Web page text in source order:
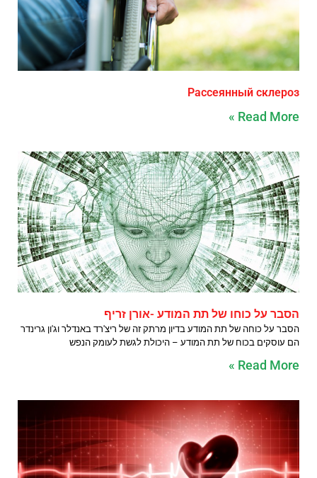
Рассеянный склероз
Read More »
הסבר על כוחו של תת המודע -אורן זריף
הסבר על כוחה של תת המודע בדיון מרתק זה של ריצ'רד באנדלר וג'ון גרינדר
הם עוסקים בכוח של תת המודע – היכולת לגשת לעומק הנפש
Read More »